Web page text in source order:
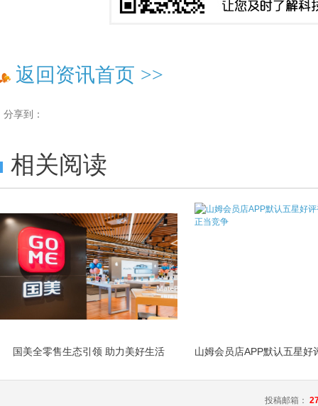
返回资讯首页 >>
分享到：
相关阅读
国美全零售生态引领 助力美好生活
投稿邮箱：